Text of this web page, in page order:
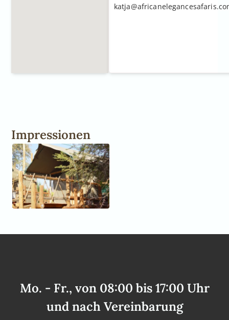
Impressionen
Mo. - Fr., von 08:00 bis 17:00 Uhr
und nach Vereinbarung